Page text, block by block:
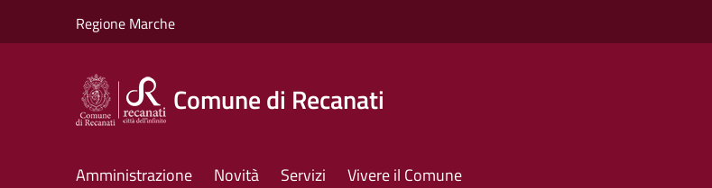
Regione Marche
Comune di Recanati
Amministrazione Novità Servizi Vivere il Comune